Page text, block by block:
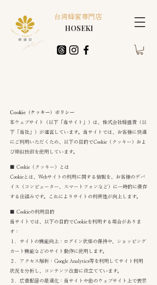
台湾蜂蜜専門店
HOSEKI
Cookie（クッキー）ポリシー
本ウェブサイト（以下「当サイト」）は、株式会社蜂盛貴（以
下「当社」）が運営しています。当サイトでは、お客様に快適
にご利用いただくため、以下の目的でCookie（クッキー）およ
び類似技術を使用しています。
■ Cookie（クッキー）とは
Cookieとは、 Webサイトの利用に関する情報を、お客様のデバ
イス（コンピューター、スマートフォンなど）に一時的に保存
する仕組みです。これによりサイトの利便性が向上します。
■ Cookieの利用目的
当サイトでは、以下の目的でCookieを利用する場合がありま
す：
１．サイトの機能向上：ログイン状態の保持や、ショッピング
カート機能などのサイト動作に使用します。
２．アクセス解析：Google Analytics等を利用してサイト利用
状況を分析し、コンテンツ改善に役立てています。
３．広告配信の最適化：当サイトや他のウェブサイト上で表示